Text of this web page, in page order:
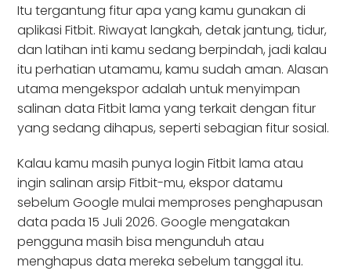
Itu tergantung fitur apa yang kamu gunakan di
aplikasi Fitbit. Riwayat langkah, detak jantung, tidur,
dan latihan inti kamu sedang berpindah, jadi kalau
itu perhatian utamamu, kamu sudah aman. Alasan
utama mengekspor adalah untuk menyimpan
salinan data Fitbit lama yang terkait dengan fitur
yang sedang dihapus, seperti sebagian fitur sosial.
Kalau kamu masih punya login Fitbit lama atau
ingin salinan arsip Fitbit-mu, ekspor datamu
sebelum Google mulai memproses penghapusan
data pada 15 Juli 2026. Google mengatakan
pengguna masih bisa mengunduh atau
menghapus data mereka sebelum tanggal itu.